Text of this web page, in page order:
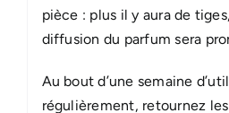
pièce : plus il y aura de
diffusion du parfum sera
Au bout d’une semaine
régulièrement, retournez